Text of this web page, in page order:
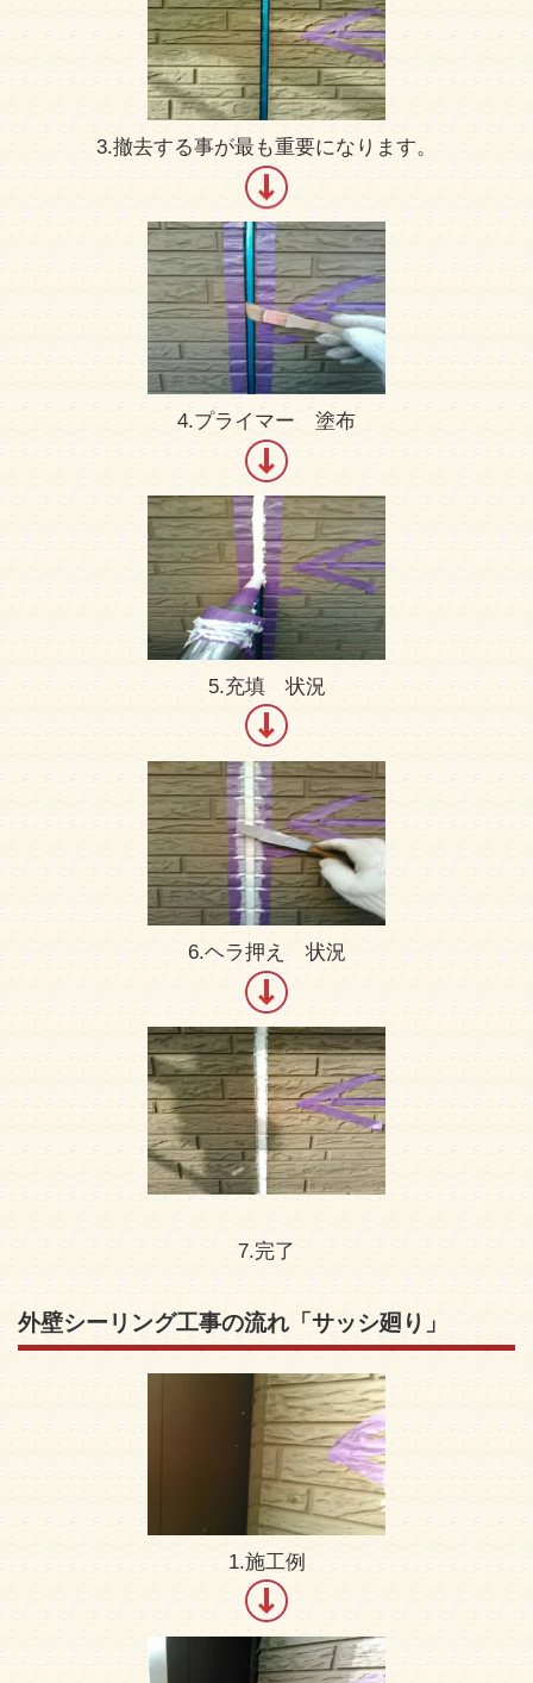
3.撤去する事が最も重要になります。
4.プライマー 塗布
5.充填 状況
6.ヘラ押え 状況
7.完了
外壁シーリング工事の流れ「サッシ廻り」
1.施工例